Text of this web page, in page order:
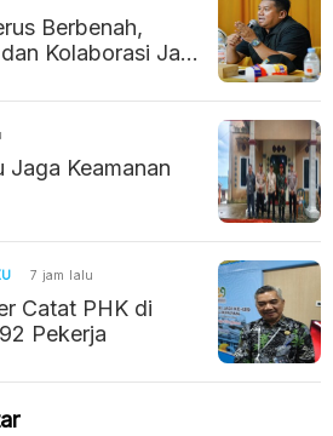
Berbenah,
Kolaborasi Jadi
Jaga Keamanan
7 jam lalu
di
Pekerja